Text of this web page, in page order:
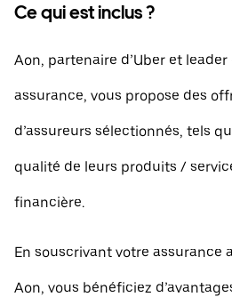
Ce qui est inclus ?
Aon, partenaire d’Uber et
assurance, vous propose des
d’assureurs sélectionnés, tels
qualité de leurs produits /
financière.
En souscrivant votre assurance
Aon, vous bénéficiez